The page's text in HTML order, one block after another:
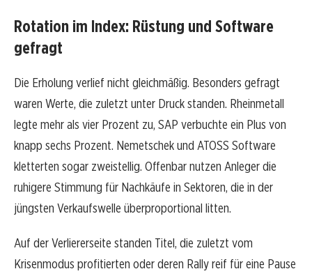
Rotation im Index: Rüstung und Software
gefragt
Die Erholung verlief nicht gleichmäßig. Besonders gefragt
waren Werte, die zuletzt unter Druck standen. Rheinmetall
legte mehr als vier Prozent zu, SAP verbuchte ein Plus von
knapp sechs Prozent. Nemetschek und ATOSS Software
kletterten sogar zweistellig. Offenbar nutzen Anleger die
ruhigere Stimmung für Nachkäufe in Sektoren, die in der
jüngsten Verkaufswelle überproportional litten.
Auf der Verliererseite standen Titel, die zuletzt vom
Krisenmodus profitierten oder deren Rally reif für eine Pause